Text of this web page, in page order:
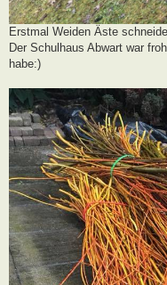
Erstmal Weiden Äste
Der Schulhaus Abwart war
habe:)